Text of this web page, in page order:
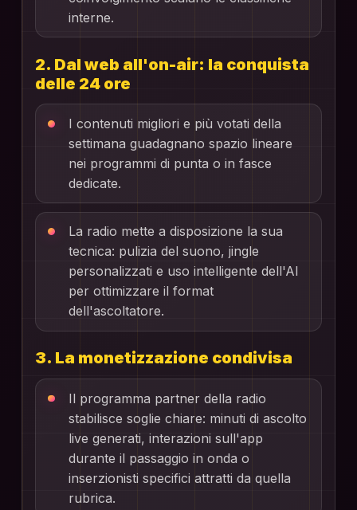
interne.
2. Dal web all'on-air: la conquista
delle 24 ore
I contenuti migliori e più votati della
settimana guadagnano spazio lineare
nei programmi di punta o in fasce
dedicate.
La radio mette a disposizione la sua
tecnica: pulizia del suono, jingle
personalizzati e uso intelligente dell'AI
per ottimizzare il format
dell'ascoltatore.
3. La monetizzazione condivisa
Il programma partner della radio
stabilisce soglie chiare: minuti di ascolto
live generati, interazioni sull'app
durante il passaggio in onda o
inserzionisti specifici attratti da quella
rubrica.